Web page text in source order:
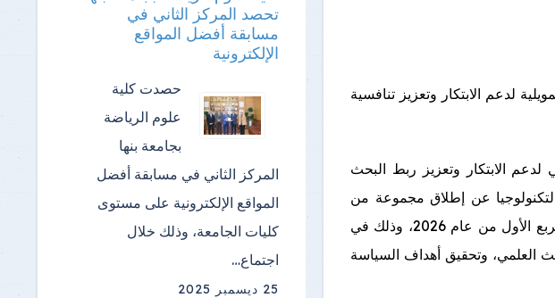
لدعم الابتكار وتعزيز تنافسية
لدعم الابتكار وتعزيز ربط البحث
عن إطلاق مجموعة من
النداءات البحثية والتمويلية المحلية والدولية خلال الربع الأول من عام 2026، وذلك في
العلمي، وتحقيق أهداف السياسة
تحصد المركز الثاني في
مسابقة أفضل المواقع
الإلكترونية
حصدت كلية
علوم الرياضة
بجامعة بنها
المركز الثاني في مسابقة أفضل
المواقع الإلكترونية على مستوى
كليات الجامعة، وذلك خلال
اجتماع…
25 ديسمبر 2025